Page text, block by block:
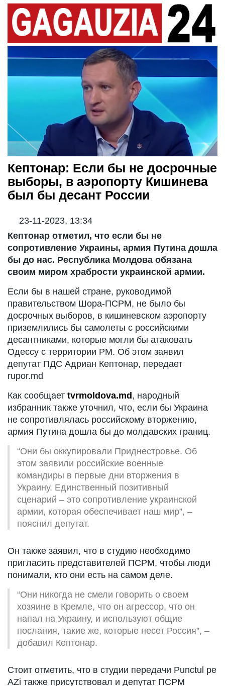
Кептонар: Если бы не досрочные
выборы, в аэропорту Кишинева
был бы десант России
23-11-2023, 13:34
Кептонар отметил, что если бы не
сопротивление Украины, армия Путина дошла
бы до нас. Республика Молдова обязана
своим миром храбрости украинской армии.
Если бы в нашей стране, руководимой
правительством Шора-ПСРМ, не было бы
досрочных выборов, в кишиневском аэропорту
приземлились бы самолеты с российскими
десантниками, которые могли бы атаковать
Одессу с территории РМ. Об этом заявил
депутат ПДС Адриан Кептонар, передает
rupor.md
Как сообщает tvrmoldova.md, народный
избранник также уточнил, что, если бы Украина
не сопротивлялась российскому вторжению,
армия Путина дошла бы до молдавских границ.
“Они бы оккупировали Приднестровье. Об
этом заявили российские военные
командиры в первые дни вторжения в
Украину. Единственный позитивный
сценарий – это сопротивление украинской
армии, которая обеспечивает наш мир”, –
пояснил депутат.
Он также заявил, что в студию необходимо
пригласить представителей ПСРМ, чтобы люди
понимали, кто они есть на самом деле.
“Они никогда не смели говорить о своем
хозяине в Кремле, что он агрессор, что он
напал на Украину, и используют общие
послания, такие же, которые несет Россия”, –
добавил Кептонар.
Стоит отметить, что в студии передачи Punctul pe
AZi также присутствовал и депутат ПСРМ